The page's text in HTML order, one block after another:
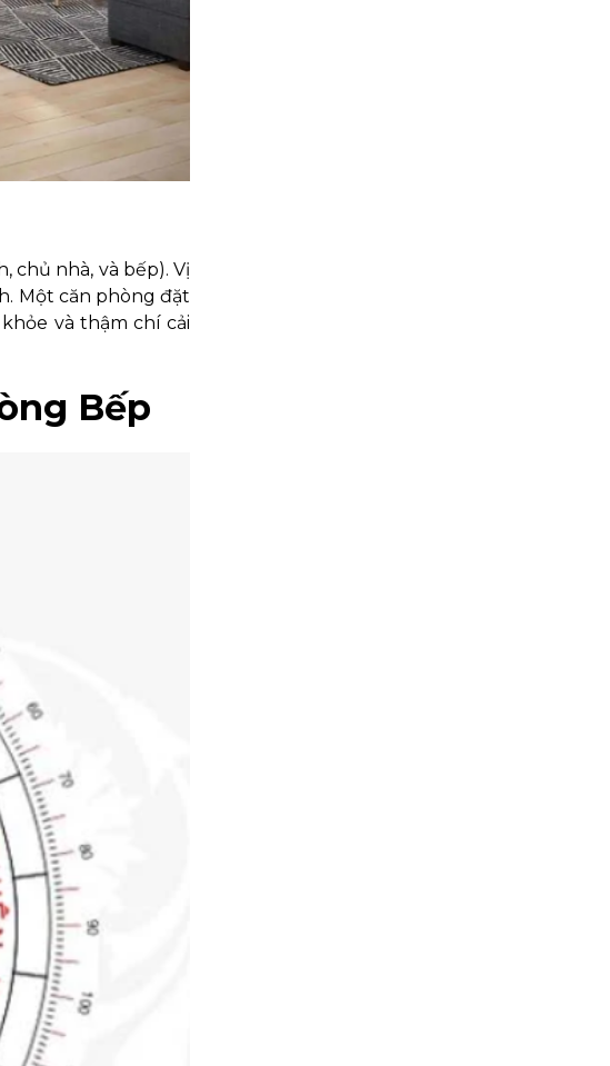
chủ nhà, và bếp). Vị
Một căn phòng đặt
và thậm chí cải
Bếp